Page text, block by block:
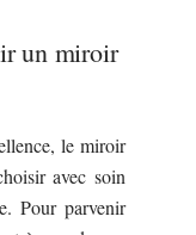
un miroir
le miroir
avec soin
Pour parvenir